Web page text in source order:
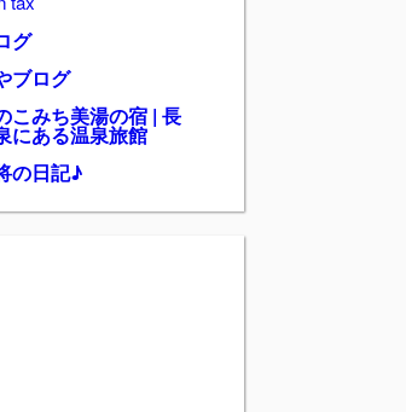
グ
ブログ
こみち美湯の宿 | 長
にある温泉旅館
の日記♪